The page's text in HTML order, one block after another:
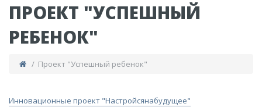
ПРОЕКТ "УСПЕШНЫЙ
РЕБЕНОК"
/ Проект "Успешный ребенок"
​Инновационные проект "Настройсянабудущее"